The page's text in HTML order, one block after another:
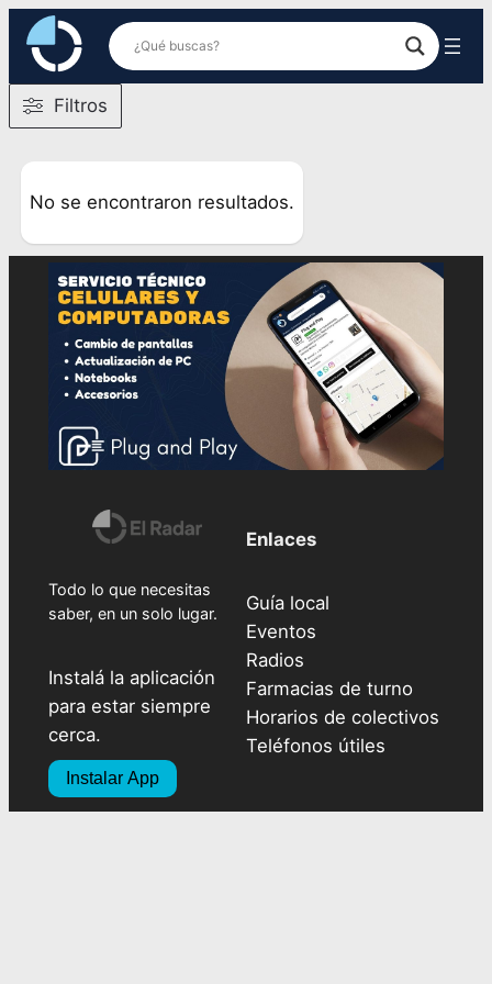
Saltar
contenido
Filtros
No se encontraron resultados.
Todo lo que necesitas
saber, en un solo lugar.
Instalá la aplicación
para estar siempre
cerca.
Instalar App
Enlaces
Guía local
Eventos
Radios
Farmacias de turno
Horarios de colectivos
Teléfonos útiles